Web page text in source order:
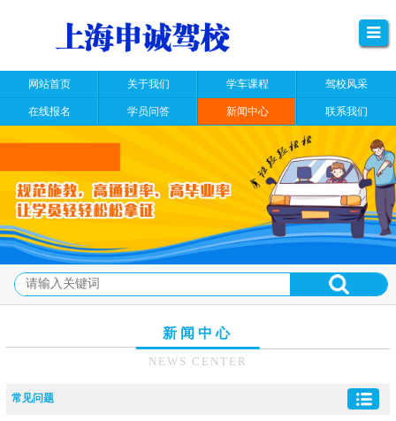
网站首页 关于我们 学车课程 驾校风采
在线报名 学员问答 新闻中心 联系我们
新闻中心
NEWS CENTER
常见问题